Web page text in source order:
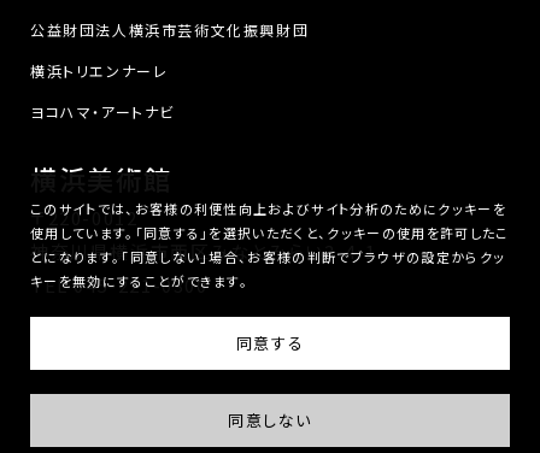
公益財団法人横浜市芸術文化振興財団
横浜トリエンナーレ
ヨコハマ・アートナビ
横浜美術館
〒220-0012
神奈川県横浜市西区みなとみらい3-4-1
TEL045-221-0300
© Yokohama Museum of Art. All Rights Reserved.
このサイトでは、お客様の利便性向上およびサイト分析のためにクッキーを
使用しています。「同意する」を選択いただくと、クッキーの使用を許可したこ
とになります。「同意しない」場合、お客様の判断でブラウザの設定からクッ
キーを無効にすることができます。
同意する
同意しない